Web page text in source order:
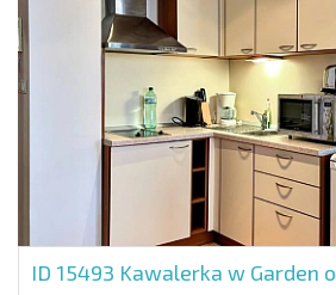
ID 15493 Kawalerka w Garden